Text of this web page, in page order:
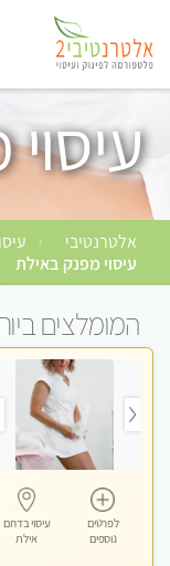
אלטרנטיבי ›
עיסוי מפנק באילת
המומלצים
לפרטים
נוספים
עיסוי בדרום
אילת